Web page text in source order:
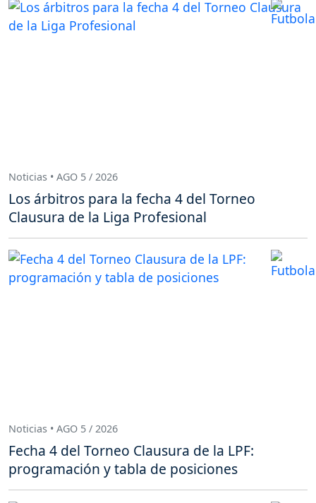
Noticias • AGO 5 / 2026
Los árbitros para la fecha 4 del Torneo
Clausura de la Liga Profesional
Noticias • AGO 5 / 2026
Fecha 4 del Torneo Clausura de la LPF:
programación y tabla de posiciones